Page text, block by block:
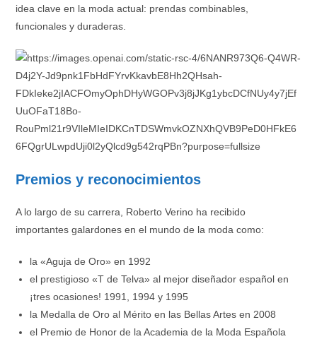
idea clave en la moda actual: prendas combinables,
funcionales y duraderas.
Premios y reconocimientos
A lo largo de su carrera, Roberto Verino ha recibido
importantes galardones en el mundo de la moda como:
la «Aguja de Oro» en 1992
el prestigioso «T de Telva» al mejor diseñador español en
¡tres ocasiones! 1991, 1994 y 1995
la Medalla de Oro al Mérito en las Bellas Artes en 2008
el Premio de Honor de la Academia de la Moda Española